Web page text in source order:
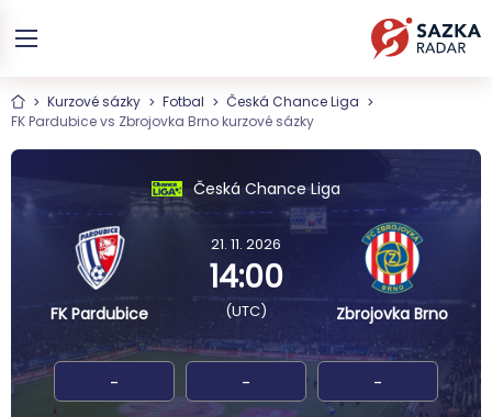
Kurzové sázky Fotbal
Česká Chance Liga
FK Pardubice vs Zbrojovka Brno kurzové sázky
Česká Chance Liga
FK Pardubice
21. 11. 2026
14:00
(UTC) Zbrojovka Brno
- - -